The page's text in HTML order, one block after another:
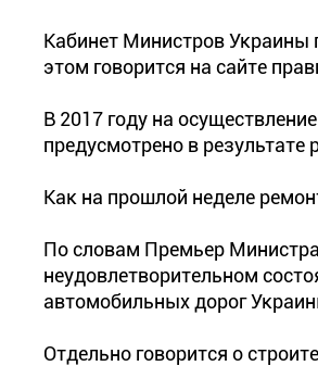
Кабинет Министров Украины
этом говорится на сайте
В 2017 году на
предусмотрено в результате
Как на прошлой неделе
По словам Премьер
неудовлетворительном
автомобильных дорог
Отдельно говорится о